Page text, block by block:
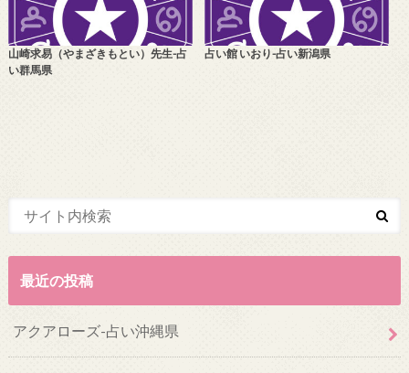
山崎求易（やまざきもとい）先生-占
い群馬県
占い館 いおり-占い新潟県
最近の投稿
アクアローズ-占い沖縄県